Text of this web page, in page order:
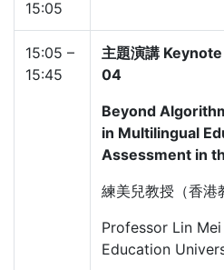
15:05
15:05 –
15:45
主題演講
04
Beyond
in Multilingual
Assessment in
練美兒教授（香港
Professor Lin
Education